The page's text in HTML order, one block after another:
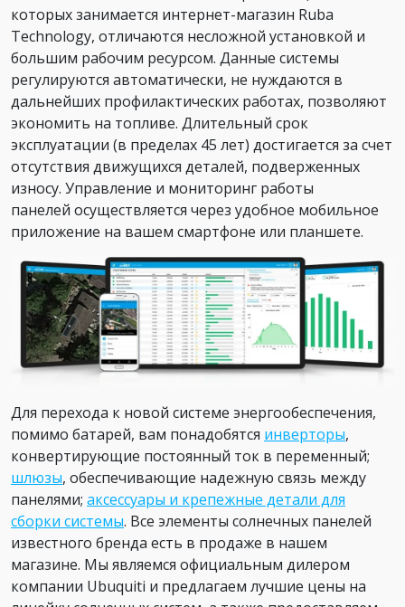
которых занимается интернет-магазин Ruba
Technology, отличаются несложной установкой и
большим рабочим ресурсом. Данные системы
регулируются автоматически, не нуждаются в
дальнейших профилактических работах, позволяют
экономить на топливе. Длительный срок
эксплуатации (в пределах 45 лет) достигается за счет
отсутствия движущихся деталей, подверженных
износу. Управление и мониторинг работы
панелей осуществляется через удобное мобильное
приложение на вашем смартфоне или планшете.
Для перехода к новой системе энергообеспечения,
помимо батарей, вам понадобятся инверторы,
конвертирующие постоянный ток в переменный;
шлюзы, обеспечивающие надежную связь между
панелями; аксессуары и крепежные детали для
сборки системы. Все элементы солнечных панелей
известного бренда есть в продаже в нашем
магазине. Мы являемся официальным дилером
компании Ubuquiti и предлагаем лучшие цены на